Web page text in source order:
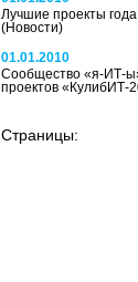
Лучшие проекты
(Новости)
01.01.2010
Сообщество «я-ИТ-
проектов «КулибИТ-
Страницы: